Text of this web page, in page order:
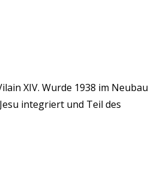
XIV. Wurde 1938 im Neubau
integriert und Teil des